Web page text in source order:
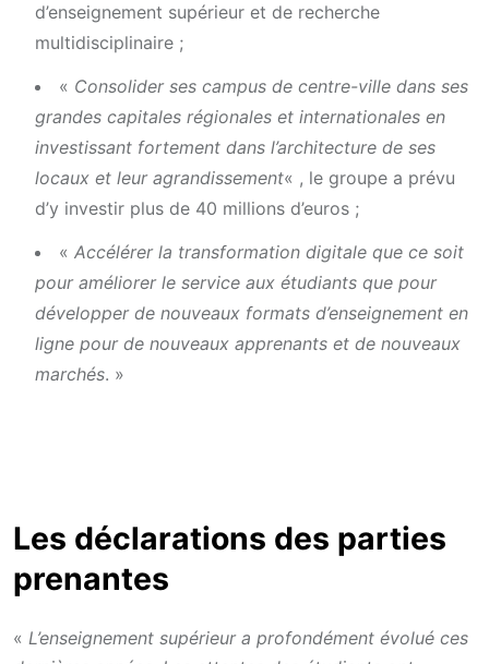
d’enseignement supérieur et de recherche
multidisciplinaire ;
« Consolider ses campus de centre-ville dans ses
grandes capitales régionales et internationales en
investissant fortement dans l’architecture de ses
locaux et leur agrandissement« , le groupe a prévu
d’y investir plus de 40 millions d’euros ;
« Accélérer la transformation digitale que ce soit
pour améliorer le service aux étudiants que pour
développer de nouveaux formats d’enseignement en
ligne pour de nouveaux apprenants et de nouveaux
marchés. »
Les déclarations des parties
prenantes
« L’enseignement supérieur a profondément évolué ces